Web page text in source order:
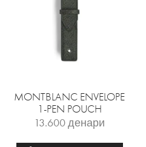
MONTBLANC ENVELOPE
1-PEN POUCH
13.600денари